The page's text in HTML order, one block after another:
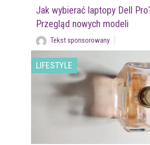
Jak wybierać laptopy Dell
Przegląd nowych modeli
Tekst sponsorowany
LIFESTYLE